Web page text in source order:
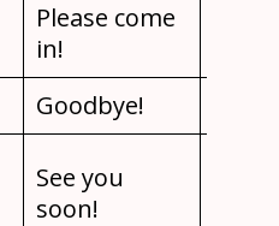
Please come
in!
Goodbye!
See you
soon!